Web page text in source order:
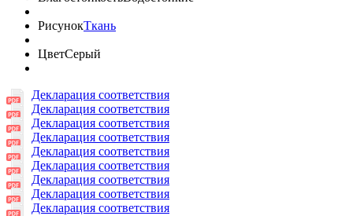
РисунокТкань
ЦветСерый
Декларация соответствия
Декларация соответствия
Декларация соответствия
Декларация соответствия
Декларация соответствия
Декларация соответствия
Декларация соответствия
Декларация соответствия
Декларация соответствия